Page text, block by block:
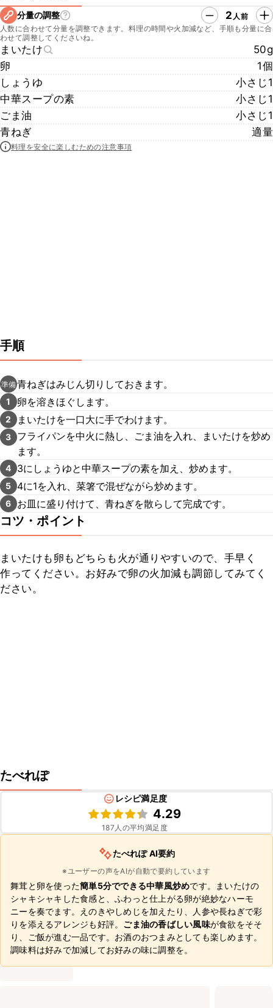
分量の調整 2 人前
人数に合わせて分量を調整できます。料理の時間や火加減など、手順も分量に合
わせて調整してくださいね。
まいたけ
50g
卵
1個
しょうゆ
小さじ1
中華スープの素
小さじ1
ごま油
小さじ1
青ねぎ
適量
料理を安全に楽しむための注意事項
手順
準備青ねぎはみじん切りしておきます。
1 卵を溶きほぐします。
2 まいたけを一口大に手でわけます。
3
フライパンを中火に熱し、ごま油を入れ、まいたけを炒め
ます。
4 3にしょうゆと中華スープの素を加え、炒めます。
5 4に1を入れ、菜箸で混ぜながら炒めます。
6 お皿に盛り付けて、青ねぎを散らして完成です。
コツ・ポイント
まいたけも卵もどちらも火が通りやすいので、手早く
作ってください。お好みで卵の火加減も調節してみてく
ださい。
たべれぽ
レシピ満足度
4.29
187 人の平均満足度
たべれぽ AI要約
※ユーザーの声をAIが自動で要約しています
舞茸と卵を使った簡単5分でできる中華風炒めです。まいたけの
シャキシャキした食感と、ふわっと仕上がる卵が絶妙なハーモ
ニーを奏でます。えのきやしめじを加えたり、人参や長ねぎで彩
りを添えるアレンジも好評。 ごま油の香ばしい風味が食欲をそそ
り、ご飯が進む一品です。お酒のおつまみとしても楽しめます。
調味料は好みで加減してお好みの味に調整を。